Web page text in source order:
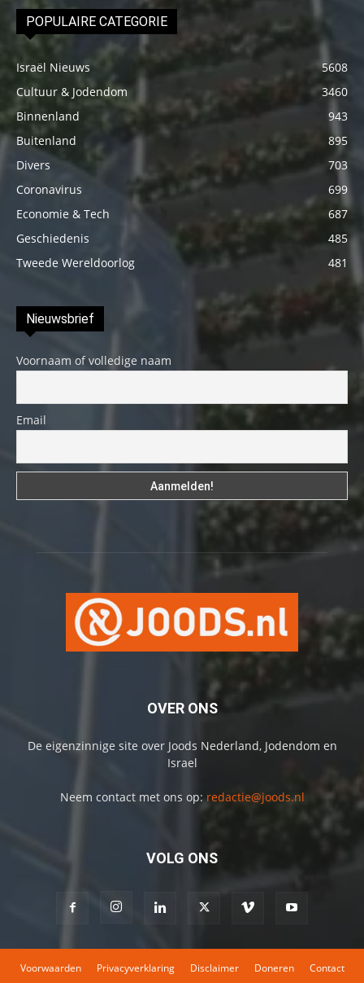
POPULAIRE CATEGORIE
Israël Nieuws
5608
Cultuur & Jodendom
3460
Binnenland
943
Buitenland
895
Divers
703
Coronavirus
699
Economie & Tech
687
Geschiedenis
485
Tweede Wereldoorlog
481
Nieuwsbrief
Voornaam of volledige naam
Email
OVER ONS
De eigenzinnige site over Joods Nederland, Jodendom en
Israel
Neem contact met ons op: redactie@joods.nl
VOLG ONS
Voorwaarden Privacyverklaring Disclaimer Doneren Contact